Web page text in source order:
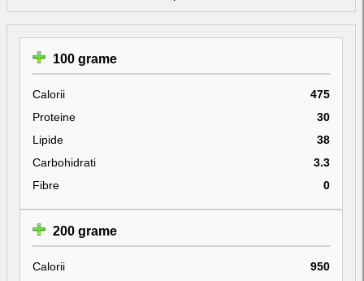
100 grame
Calorii
475
Proteine
30
Lipide
38
Carbohidrati
3.3
Fibre
0
200 grame
Calorii
950